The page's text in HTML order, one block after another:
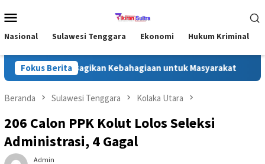
ke
Mobile
Nasional Sulawesi Tenggara Ekonomi Hukum Kriminal
Fokus Berita
Utara, Bagikan Kebahagiaan untuk Masyarakat
Beranda Sulawesi Tenggara Kolaka Utara
206 Calon PPK Kolut Lolos Seleksi
Administrasi, 4 Gagal
Admin